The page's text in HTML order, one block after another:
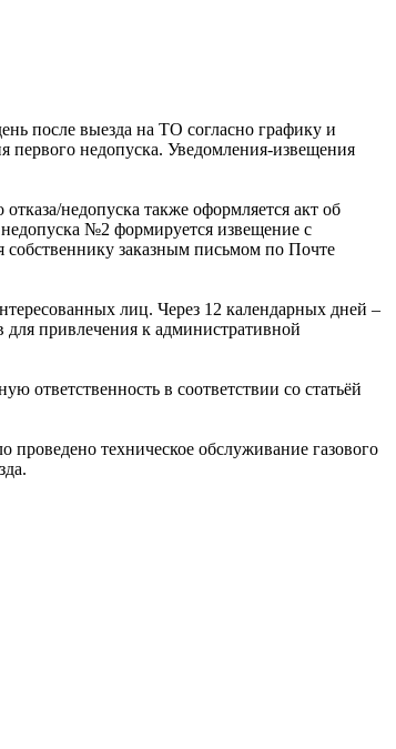
после выезда на ТО согласно графику и
первого недопуска. Уведомления-извещения
недопуска также оформляется акт об
№2 формируется извещение с
заказным письмом по Почте
лиц. Через 12 календарных дней –
привлечения к административной
ответственность в соответствии со статьёй
техническое обслуживание газового